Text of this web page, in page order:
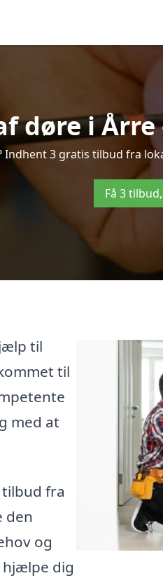
døre i
Indhent 3 gratis tilbud fra
Få 3
til
til
med at
fra
den
og
hjælpe dig